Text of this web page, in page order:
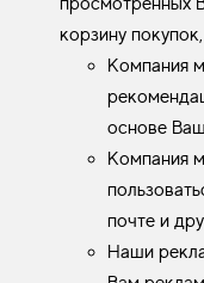
корзину
Компания
основе
Компания
почте и
Наши